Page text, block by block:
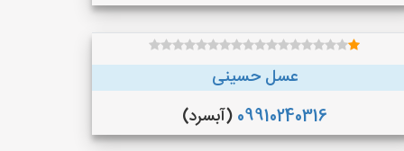
عسل حسینی
09910240316 (آبسرد)